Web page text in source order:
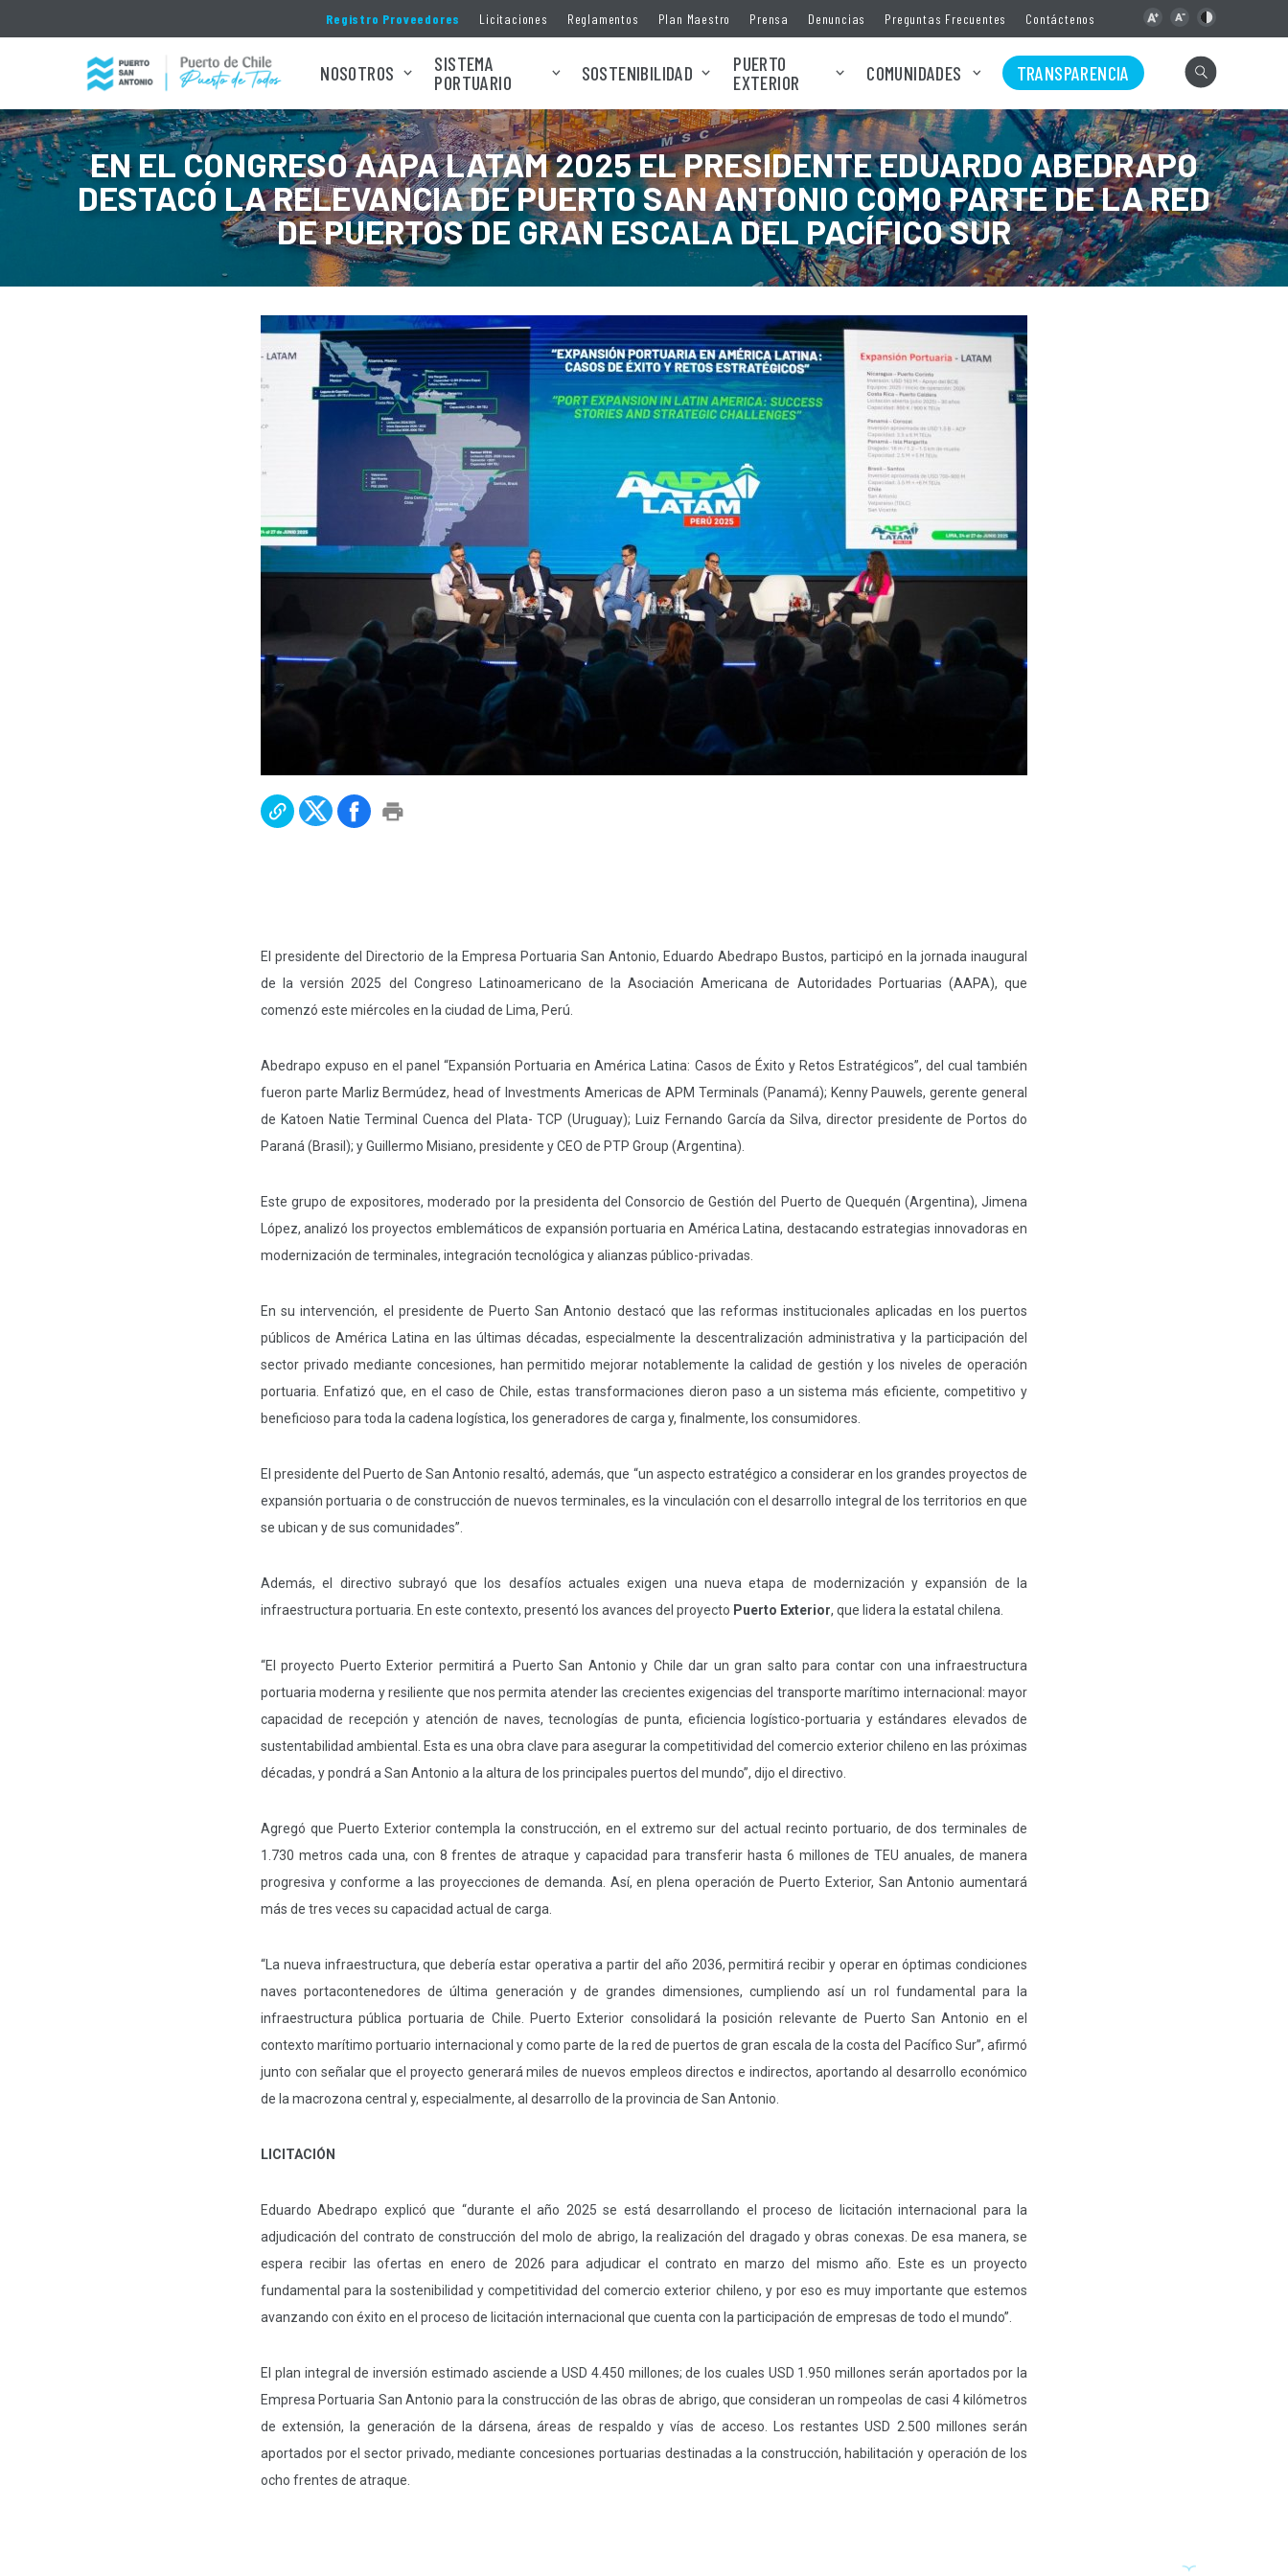
Registro Proveedores Licitaciones Reglamentos Plan Maestro Prensa Denuncias Preguntas Frecuentes Contáctenos
NOSOTROS
SISTEMA
PORTUARIO
SOSTENIBILIDAD
PUERTO
EXTERIOR
COMUNIDADES TRANSPARENCIA
EN EL CONGRESO AAPA LATAM 2025 EL PRESIDENTE EDUARDO ABEDRAPO
DESTACÓ LA RELEVANCIA DE PUERTO SAN ANTONIO COMO PARTE DE LA RED
DE PUERTOS DE GRAN ESCALA DEL PACÍFICO SUR
El presidente del Directorio de la Empresa Portuaria San Antonio, Eduardo Abedrapo Bustos, participó en la jornada inaugural
de la versión 2025 del Congreso Latinoamericano de la Asociación Americana de Autoridades Portuarias (AAPA), que
comenzó este miércoles en la ciudad de Lima, Perú.
Abedrapo expuso en el panel “Expansión Portuaria en América Latina: Casos de Éxito y Retos Estratégicos”, del cual también
fueron parte Marliz Bermúdez, head of Investments Americas de APM Terminals (Panamá); Kenny Pauwels, gerente general
de Katoen Natie Terminal Cuenca del Plata- TCP (Uruguay); Luiz Fernando García da Silva, director presidente de Portos do
Paraná (Brasil); y Guillermo Misiano, presidente y CEO de PTP Group (Argentina).
Este grupo de expositores, moderado por la presidenta del Consorcio de Gestión del Puerto de Quequén (Argentina), Jimena
López, analizó los proyectos emblemáticos de expansión portuaria en América Latina, destacando estrategias innovadoras en
modernización de terminales, integración tecnológica y alianzas público-privadas.
En su intervención, el presidente de Puerto San Antonio destacó que las reformas institucionales aplicadas en los puertos
públicos de América Latina en las últimas décadas, especialmente la descentralización administrativa y la participación del
sector privado mediante concesiones, han permitido mejorar notablemente la calidad de gestión y los niveles de operación
portuaria. Enfatizó que, en el caso de Chile, estas transformaciones dieron paso a un sistema más eficiente, competitivo y
beneficioso para toda la cadena logística, los generadores de carga y, finalmente, los consumidores.
El presidente del Puerto de San Antonio resaltó, además, que “un aspecto estratégico a considerar en los grandes proyectos de
expansión portuaria o de construcción de nuevos terminales, es la vinculación con el desarrollo integral de los territorios en que
se ubican y de sus comunidades”.
Además, el directivo subrayó que los desafíos actuales exigen una nueva etapa de modernización y expansión de la
infraestructura portuaria. En este contexto, presentó los avances del proyecto Puerto Exterior, que lidera la estatal chilena.
“El proyecto Puerto Exterior permitirá a Puerto San Antonio y Chile dar un gran salto para contar con una infraestructura
portuaria moderna y resiliente que nos permita atender las crecientes exigencias del transporte marítimo internacional: mayor
capacidad de recepción y atención de naves, tecnologías de punta, eficiencia logístico-portuaria y estándares elevados de
sustentabilidad ambiental. Esta es una obra clave para asegurar la competitividad del comercio exterior chileno en las próximas
décadas, y pondrá a San Antonio a la altura de los principales puertos del mundo”, dijo el directivo.
Agregó que Puerto Exterior contempla la construcción, en el extremo sur del actual recinto portuario, de dos terminales de
1.730 metros cada una, con 8 frentes de atraque y capacidad para transferir hasta 6 millones de TEU anuales, de manera
progresiva y conforme a las proyecciones de demanda. Así, en plena operación de Puerto Exterior, San Antonio aumentará
más de tres veces su capacidad actual de carga.
“La nueva infraestructura, que debería estar operativa a partir del año 2036, permitirá recibir y operar en óptimas condiciones
naves portacontenedores de última generación y de grandes dimensiones, cumpliendo así un rol fundamental para la
infraestructura pública portuaria de Chile.
Puerto Exterior consolidará la posición relevante de Puerto San Antonio en el
contexto marítimo portuario internacional y como parte de la red de puertos de gran escala de la costa del Pacífico Sur”, afirmó
junto con señalar que el proyecto generará miles de nuevos empleos directos e indirectos, aportando al desarrollo económico
de la macrozona central y, especialmente, al desarrollo de la provincia de San Antonio.
LICITACIÓN
Eduardo Abedrapo explicó que “durante el año 2025 se está desarrollando el proceso de licitación internacional para la
adjudicación del contrato de construcción del molo de abrigo, la realización del dragado y obras conexas. De esa manera, se
espera recibir las ofertas en enero de 2026 para adjudicar el contrato en marzo del mismo año. Este es un proyecto
fundamental para la sostenibilidad y competitividad del comercio exterior chileno, y por eso es muy importante que estemos
avanzando con éxito en el proceso de licitación internacional que cuenta con la participación de empresas de todo el mundo”.
El plan integral de inversión estimado asciende a USD 4.450 millones; de los cuales USD 1.950 millones serán aportados por la
Empresa Portuaria San Antonio para la construcción de las obras de abrigo, que consideran un rompeolas de casi 4 kilómetros
de extensión, la generación de la dársena, áreas de respaldo y vías de acceso. Los restantes USD 2.500 millones serán
aportados por el sector privado, mediante concesiones portuarias destinadas a la construcción, habilitación y operación de los
ocho frentes de atraque.